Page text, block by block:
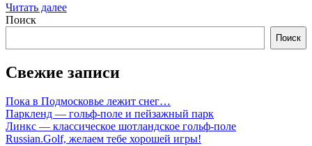
Читать далее
Поиск
Поиск
Свежие записи
Пока в Подмосковье лежит снег…
Паркленд — гольф-поле и пейзажный парк
Линкс — классическое шотландское гольф-поле
Russian.Golf, желаем тебе хорошей игры!